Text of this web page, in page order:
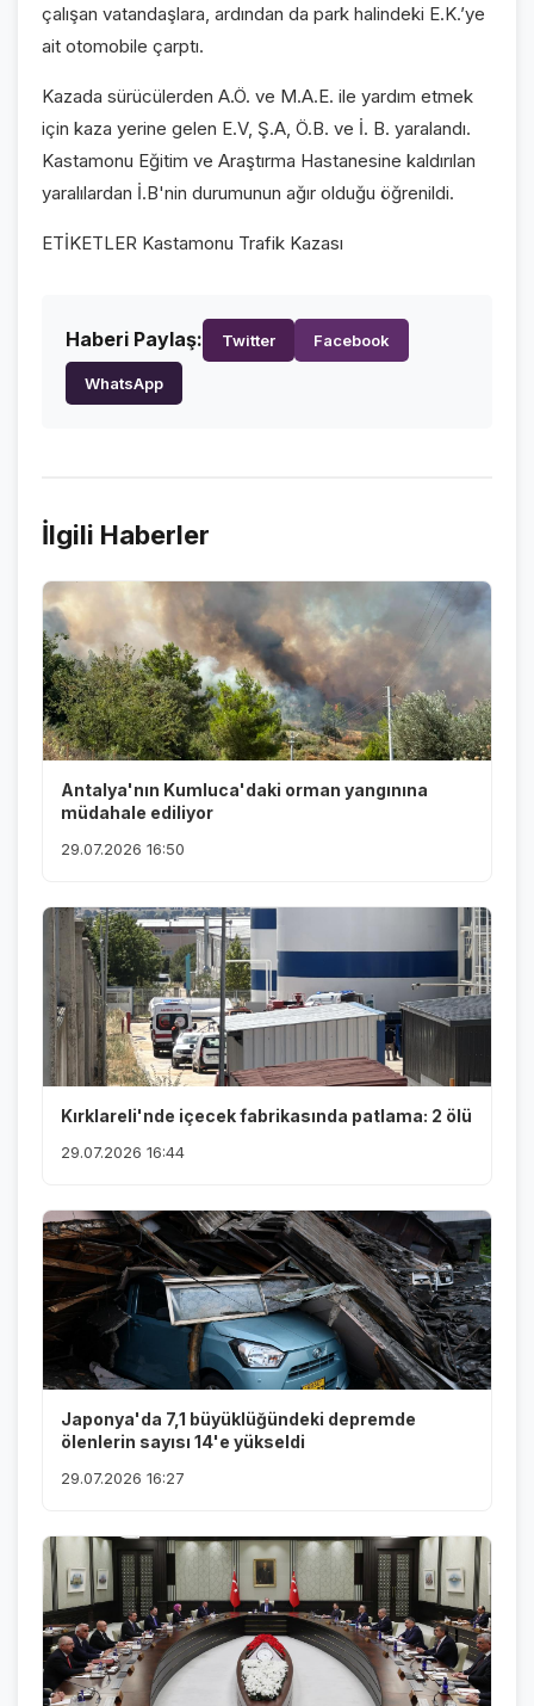
çalışan vatandaşlara, ardından da park halindeki E.K.’ye
ait otomobile çarptı.
Kazada sürücülerden A.Ö. ve M.A.E. ile yardım etmek
için kaza yerine gelen E.V, Ş.A, Ö.B. ve İ. B. yaralandı.
Kastamonu Eğitim ve Araştırma Hastanesine kaldırılan
yaralılardan İ.B'nin durumunun ağır olduğu öğrenildi.
ETİKETLER Kastamonu Trafik Kazası
Haberi Paylaş: Twitter Facebook
WhatsApp
İlgili Haberler
Antalya'nın Kumluca'daki orman yangınına
müdahale ediliyor
29.07.2026 16:50
Kırklareli'nde içecek fabrikasında patlama: 2 ölü
29.07.2026 16:44
Japonya'da 7,1 büyüklüğündeki depremde
ölenlerin sayısı 14'e yükseldi
29.07.2026 16:27